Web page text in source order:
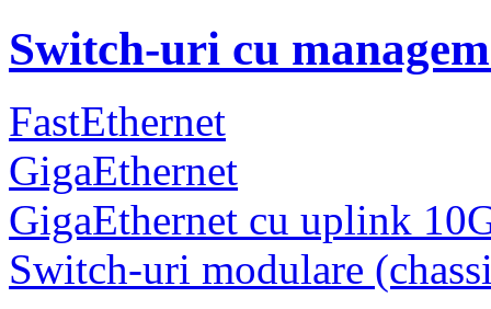
Switch-uri cu
FastEthernet
GigaEthernet
GigaEthernet cu uplink
Switch-uri modulare